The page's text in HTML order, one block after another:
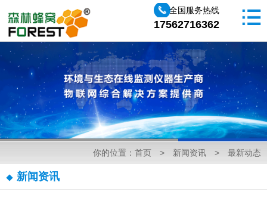
全国服务热线
17562716362
你的位置： 首页 > 新闻资讯 > 最新动态
新闻资讯